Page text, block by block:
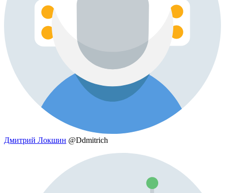
Дмитрий Локшин @Ddmitrich